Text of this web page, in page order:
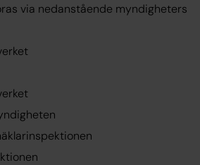
via nedanstående myndigheters